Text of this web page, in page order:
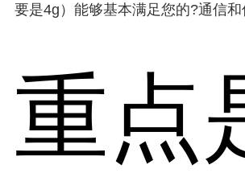
要是4g）能够基本满足您的?通信和
重点